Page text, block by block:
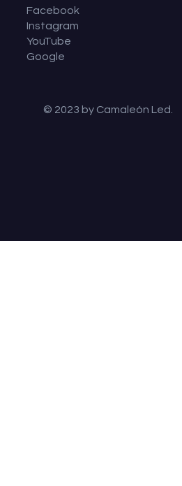
Facebook
Instagram
YouTube
Google
© 2023 by Camaleón Led.